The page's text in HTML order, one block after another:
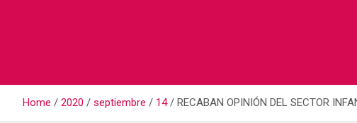
Home 2020 septiembre 14 RECABAN OPINIÓN DEL SECTOR